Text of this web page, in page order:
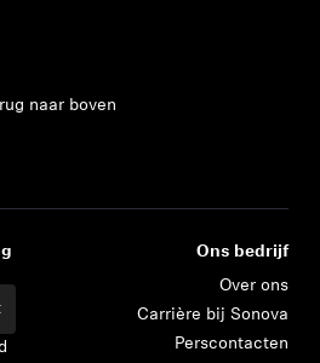
naar boven
Ons bedrijf
Over ons
Carrière bij Sonova
Perscontacten
uw account om producten aan
en uw eerder opgeslagen